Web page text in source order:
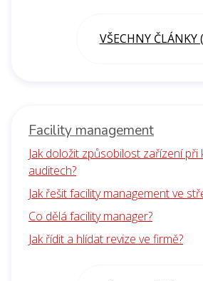
VŠECHNY ČLÁNKY
Facility management
Jak doložit způsobilost zařízení
auditech?
Jak řešit facility management ve
Co dělá facility manager?
Jak řídit a hlídat revize ve firmě?